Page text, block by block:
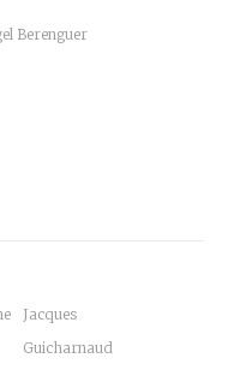
Berenguer
Jacques
Guicharnaud